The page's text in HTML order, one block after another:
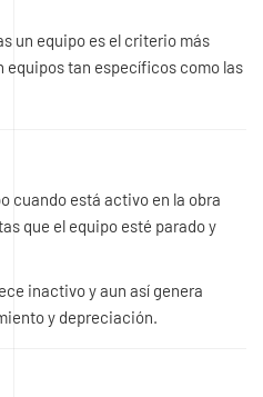
un equipo es el criterio más
tan específicos como las
cuando está activo en la obra
que el equipo esté parado y
inactivo y aun así genera
y depreciación.